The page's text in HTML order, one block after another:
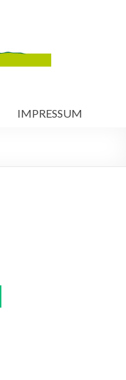
IMPRESSUM